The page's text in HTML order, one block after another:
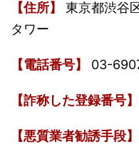
【住所】
東京都渋谷
タワー
【電話番号】 03-
【詐称した登録番号】
【悪質業者勧誘手段】